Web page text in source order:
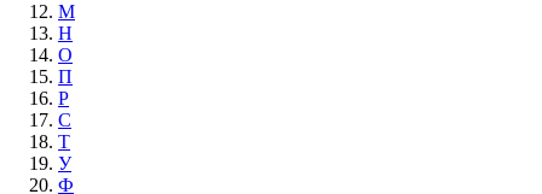
М
Н
О
П
Р
С
Т
У
Ф